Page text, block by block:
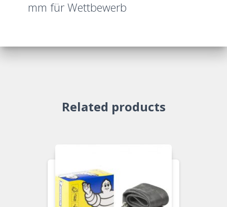
mm für Wettbewerb
Related products